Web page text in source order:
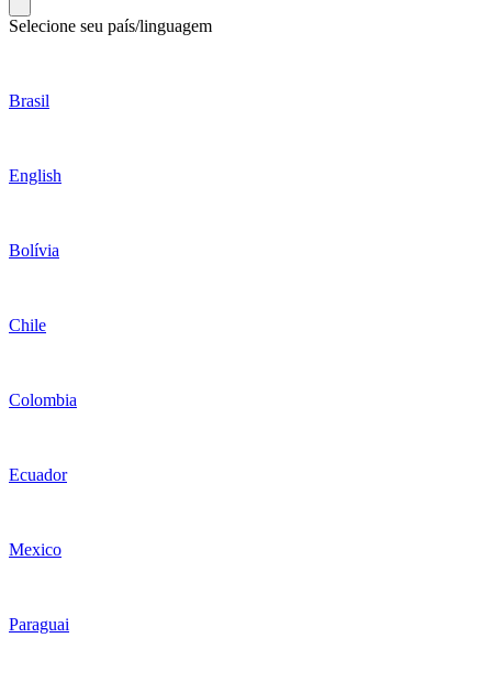
Selecione seu país/linguagem
Brasil
English
Bolívia
Chile
Colombia
Ecuador
Mexico
Paraguai